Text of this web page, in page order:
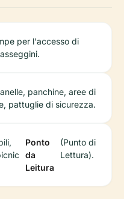
pattuglie di sicurezza.
da
Leitura
Lettura).